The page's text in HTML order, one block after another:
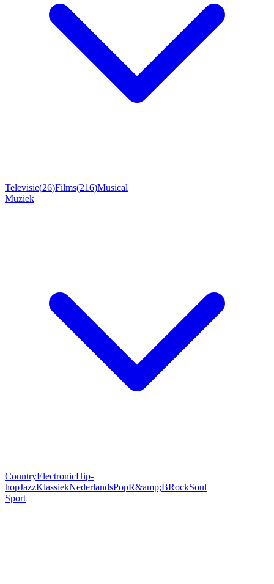
Televisie(26)Films(216)Musical
Muziek
CountryElectronicHip-
hopJazzKlassiekNederlandsPopR&amp;BRockSoul
Sport